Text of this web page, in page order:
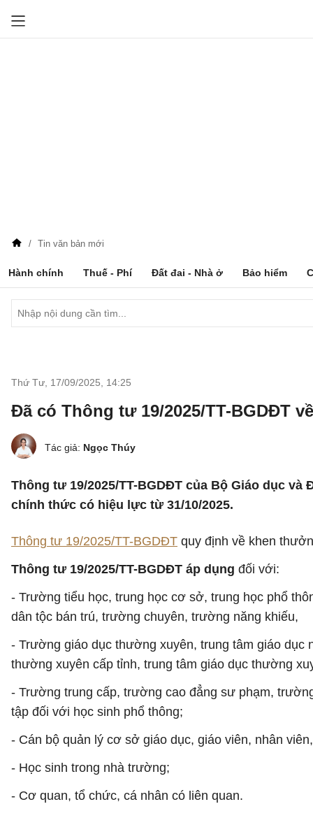
Tin văn bản mới
Hành chính Thuế - Phí Đất đai - Nhà ở Bảo hiểm
Thứ Tư, 17/09/2025 14:25
Đã có Thông tư 19/2025/TT-BGDĐT
Tác giả: Ngọc Thúy
Thông tư 19/2025/TT-BGDĐT của Bộ Giáo dục
chính thức có hiệu lực từ 31/10/2025.
Thông tư 19/2025/TT-BGDĐT quy định về khen
Thông tư 19/2025/TT-BGDĐT áp dụng đối với:
- Trường tiểu học, trung học cơ sở, trung học phổ
dân tộc bán trú, trường chuyên, trường năng khiếu,
- Trường giáo dục thường xuyên, trung tâm giáo dục
thường xuyên cấp tỉnh, trung tâm giáo dục thường
- Trường trung cấp, trường cao đẳng sư phạm,
tập đối với học sinh phổ thông;
- Cán bộ quản lý cơ sở giáo dục, giáo viên, nhân
- Học sinh trong nhà trường;
- Cơ quan, tổ chức, cá nhân có liên quan.